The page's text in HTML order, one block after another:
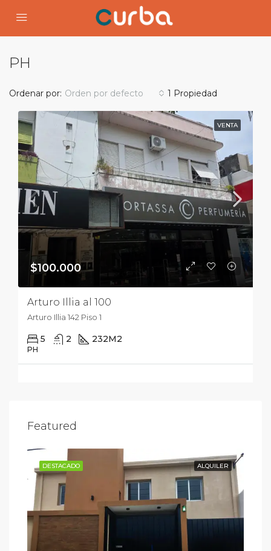
PH
1 Propiedad
Ordenar por: Orden por defecto
VENTA
$100.000
Arturo Illia al 100
Arturo Illia 142 Piso 1
5 2 232M2
PH
Featured
ALQUILER
DESTACADO